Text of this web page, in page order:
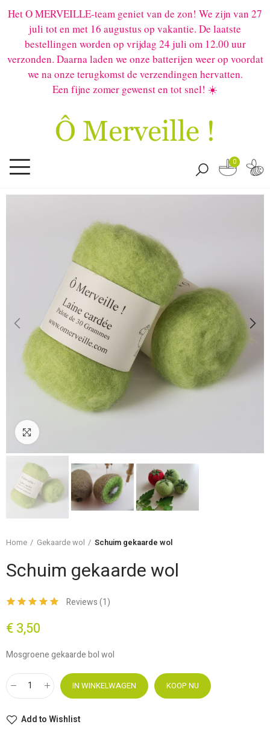
Het O MERVEILLE-team geniet van de zon! We zijn van 27
juli tot en met 16 augustus op vakantie. De laatste
bestellingen worden op vrijdag 24 juli om 12.00 uur
verzonden. Daarna laden we onze batterijen weer op voordat
we na onze terugkomst de verzendingen hervatten.
Een fijne zomer gewenst en tot snel! ☀️
0
Home Gekaarde wol Schuim gekaarde wol
Schuim gekaarde wol
Reviews (1)
€ 3,50
Mosgroene gekaarde bol wol
IN WINKELWAGEN KOOP NU
Add to Wishlist